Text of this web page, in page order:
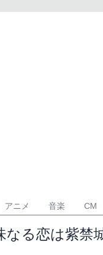
アニメ 音楽 CM
なる恋は紫禁